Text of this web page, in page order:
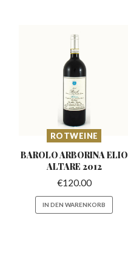
ROTWEINE
BAROLO ARBORINA ELIO
ALTARE 2012
€120.00
IN DEN WARENKORB